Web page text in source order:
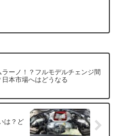
ラーノ！？フルモデルチェンジ間
日本市場へはどうなる
は？ど